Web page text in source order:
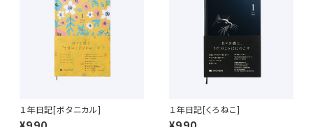
１年日記[ボタニカル] １年日記[くろねこ]